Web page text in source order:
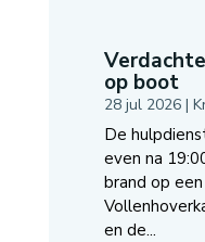
op boot
28 jul 2026|
De
even na
brand op
en de...